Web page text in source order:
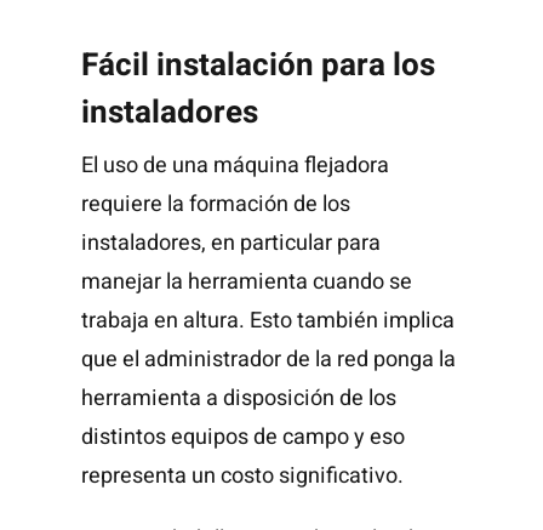
Fácil instalación para los
instaladores
El uso de una máquina flejadora
requiere la formación de los
instaladores, en particular para
manejar la herramienta cuando se
trabaja en altura. Esto también implica
que el administrador de la red ponga la
herramienta a disposición de los
distintos equipos de campo y eso
representa un costo significativo.